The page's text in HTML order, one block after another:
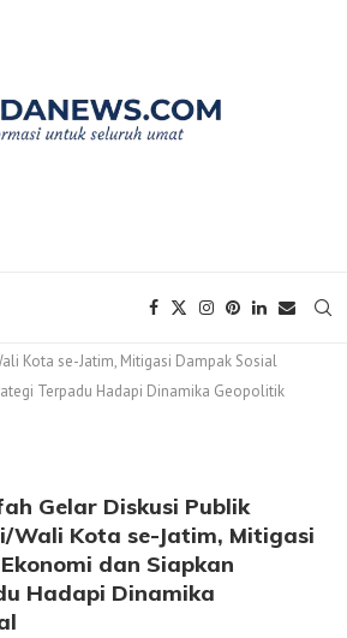
Kota se-Jatim, Mitigasi Dampak Sosial
Terpadu Hadapi Dinamika Geopolitik
Gelar Diskusi Publik
Wali Kota se-Jatim, Mitigasi
dan Siapkan
Hadapi Dinamika